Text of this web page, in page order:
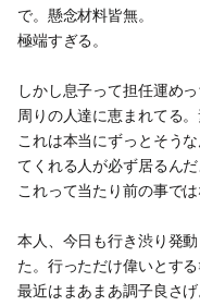
で。懸念材料皆無。
極端すぎる。
しかし息子って担任運めっ
周りの人達に恵まれてる
これは本当にずっとそう
てくれる人が必ず居るん
これって当たり前の事で
本人、今日も行き渋り発
た。行っただけ偉いとす
最近はまあまあ調子良さげ